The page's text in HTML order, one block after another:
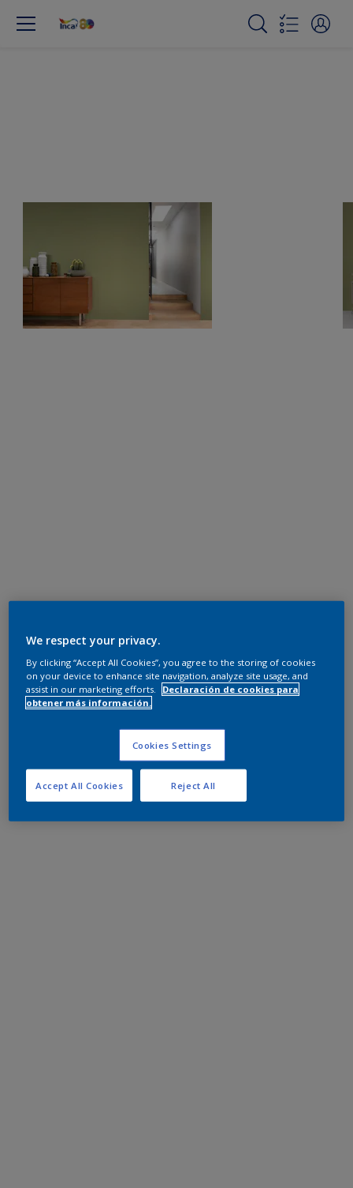
We respect your privacy.
By clicking “Accept All Cookies”, you agree to the storing of cookies
on your device to enhance site navigation, analyze site usage, and
assist in our marketing efforts.
Declaración de cookies para
obtener más información.
Cookies Settings
Reject All
Accept All Cookies